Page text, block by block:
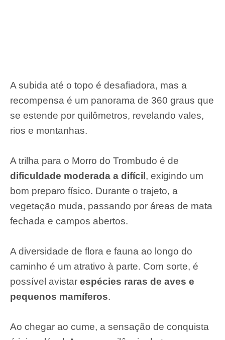
A subida até o topo é desafiadora, mas a
recompensa é um panorama de 360 graus que
se estende por quilômetros, revelando vales,
rios e montanhas.
A trilha para o Morro do Trombudo é de
dificuldade moderada a difícil, exigindo um
bom preparo físico. Durante o trajeto, a
vegetação muda, passando por áreas de mata
fechada e campos abertos.
A diversidade de flora e fauna ao longo do
caminho é um atrativo à parte. Com sorte, é
possível avistar espécies raras de aves e
pequenos mamíferos.
Ao chegar ao cume, a sensação de conquista